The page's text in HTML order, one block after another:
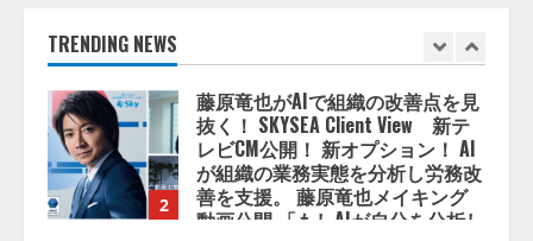
TRENDING NEWS
2
レビCM公開！ 新オプション！ AI
が組織の業務実態を分析し労務改
善を支援。 藤原竜也メイキング
動画公開 「もしAIが自分を分析し
たら、すぐ休めと言われる自信が
ある」「昨年の夏はカブトムシを
捕まえたり、虫と戦ったり…」
2026/08/06/14:54:31
アシストAIテラス、ガバナンス機
能を備えたAIエージェントプラッ
トフォーム「QueryPie AIP」を提
供開始